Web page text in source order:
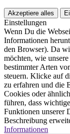
Akzeptiere alles
Einstellungen
Wenn Du die
Informationen
den Browser). Da
möchten, wie
bestimmter Arten
steuern. Klicke auf
zu erfahren und die
Cookies oder
führen, dass
Funktionen unserer
Beschreibung
Informationen